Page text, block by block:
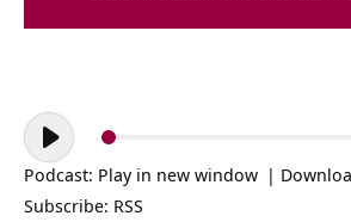
Audio-
Player
Podcast: Play in new window |
Subscribe: RSS